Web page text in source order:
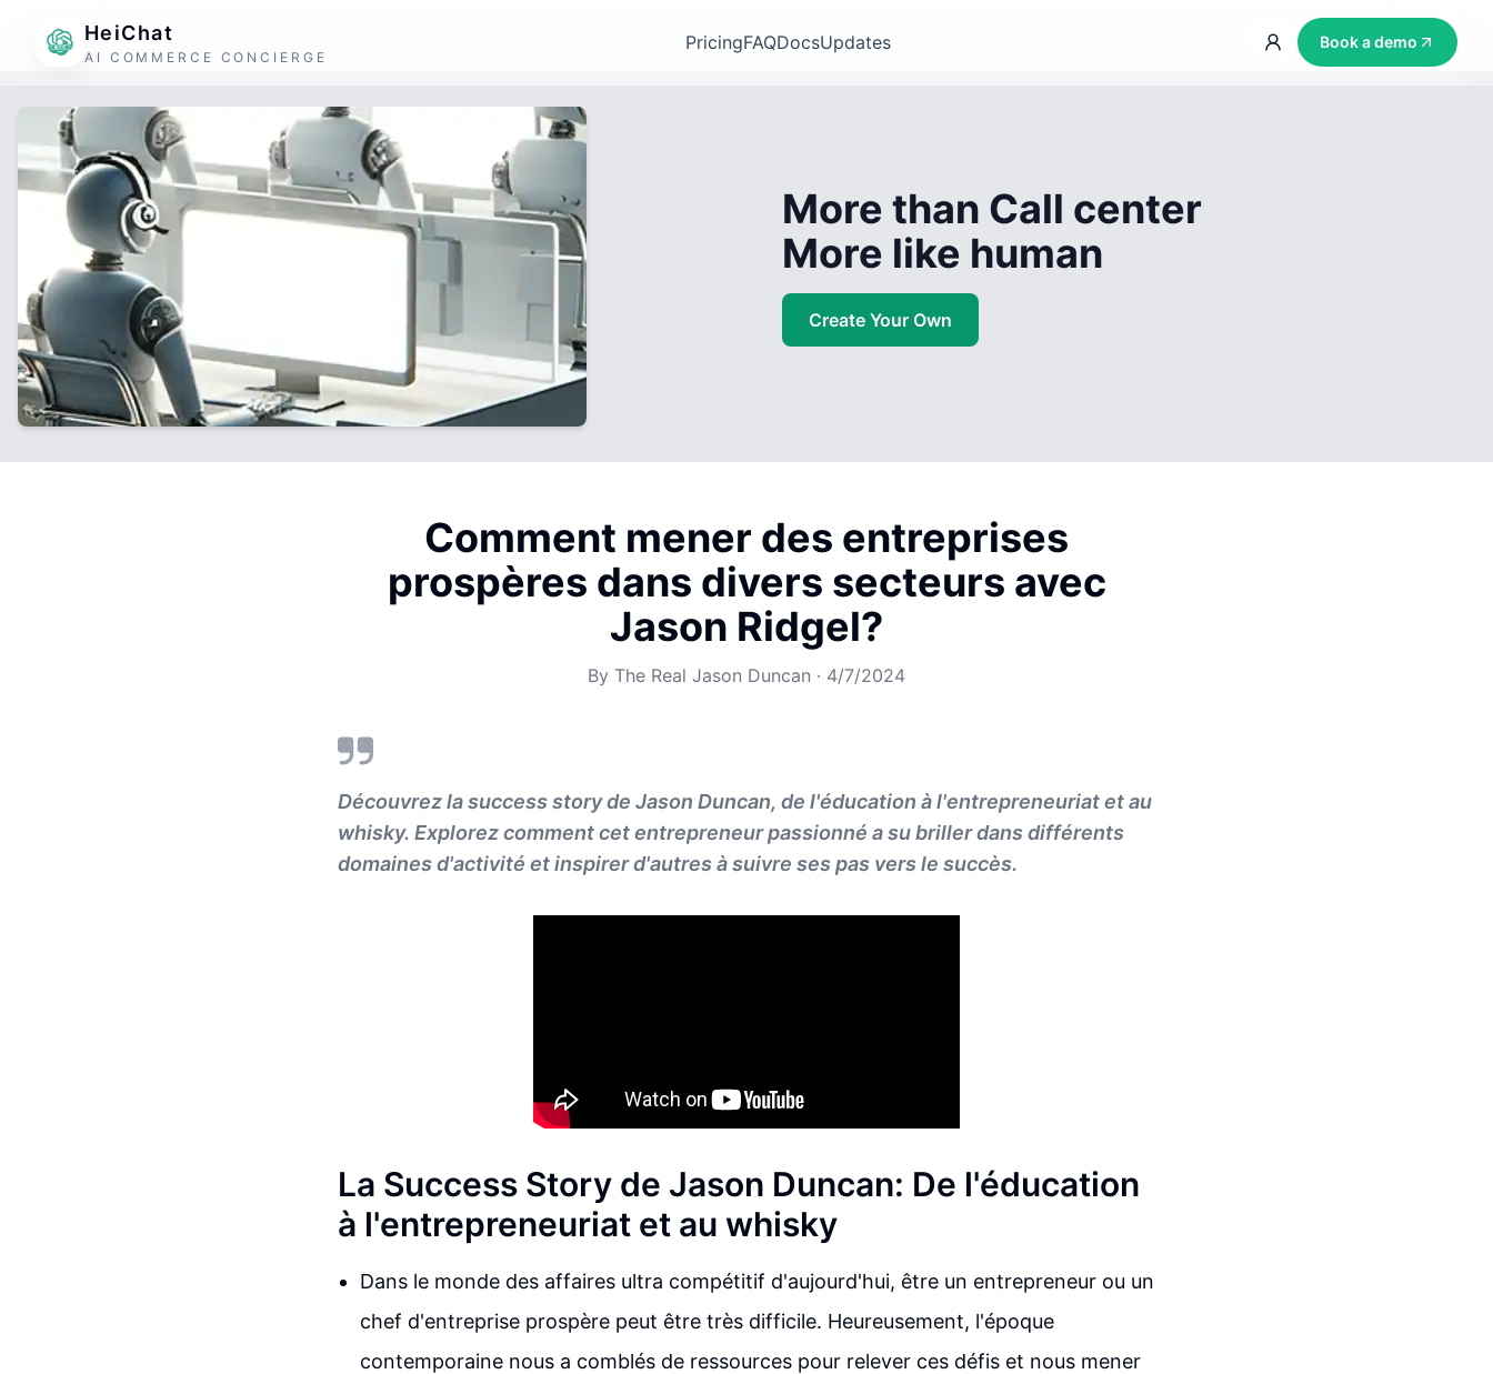
HeiChat
AI COMMERCE CONCIERGE
PricingFAQDocsUpdates Book a demo
More than Call center
More like human
Create Your Own
Comment mener des entreprises
prospères dans divers secteurs avec
Jason Ridgel?
By The Real Jason Duncan · 4/7/2024
Découvrez la success story de Jason Duncan, de l'éducation à l'entrepreneuriat et au
whisky. Explorez comment cet entrepreneur passionné a su briller dans différents
domaines d'activité et inspirer d'autres à suivre ses pas vers le succès.
La Success Story de Jason Duncan: De l'éducation
à l'entrepreneuriat et au whisky
Dans le monde des affaires ultra compétitif d'aujourd'hui, être un entrepreneur ou un
chef d'entreprise prospère peut être très difficile. Heureusement, l'époque
contemporaine nous a comblés de ressources pour relever ces défis et nous mener